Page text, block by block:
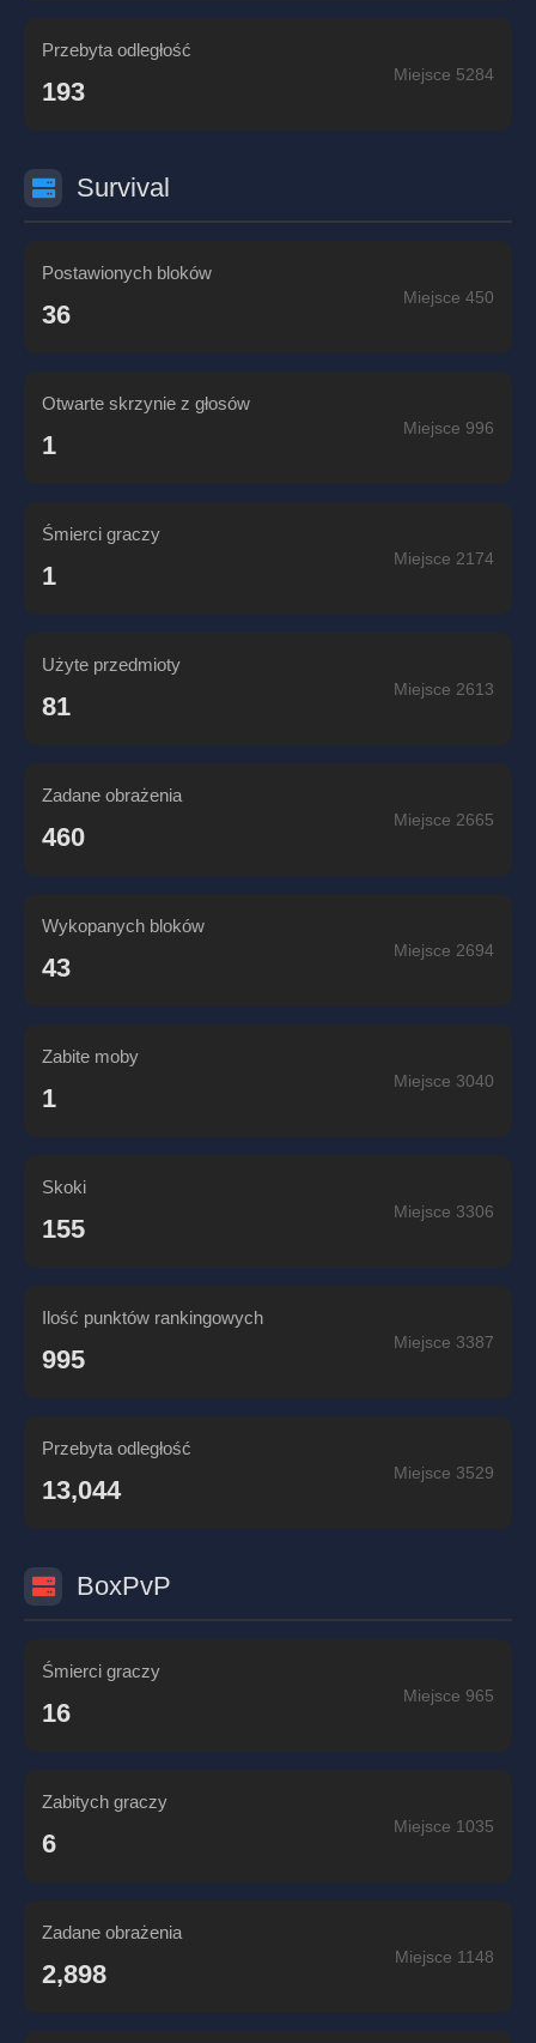
Przebyta odległość
193
Miejsce 5284
Survival
Postawionych bloków
36
Miejsce 450
Otwarte skrzynie z głosów
1
Miejsce 996
Śmierci graczy
1
Miejsce 2174
Użyte przedmioty
81
Miejsce 2613
Zadane obrażenia
460
Miejsce 2665
Wykopanych bloków
43
Miejsce 2694
Zabite moby
1
Miejsce 3040
Skoki
155
Miejsce 3306
Ilość punktów rankingowych
995
Miejsce 3387
Przebyta odległość
13,044
Miejsce 3529
BoxPvP
Śmierci graczy
16
Miejsce 965
Zabitych graczy
6
Miejsce 1035
Zadane obrażenia
2,898
Miejsce 1148